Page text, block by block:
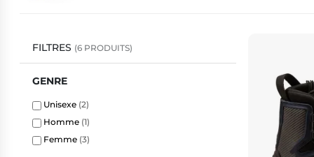
FILTRES (6 PRODUITS)
GENRE
Unisexe (2)
Homme (1)
Femme (3)